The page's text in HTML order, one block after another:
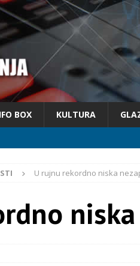
BOX KULTURA
U rujnu rekordno niska